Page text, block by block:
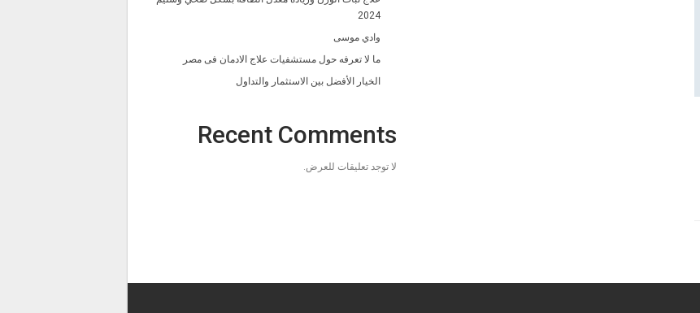
2024
وادي موسى
ما لا تعرفه حول مستشفيات علاج الادمان فى مصر
الخيار الأفضل بين الاستثمار والتداول
Recent Comments
لا توجد تعليقات للعرض.